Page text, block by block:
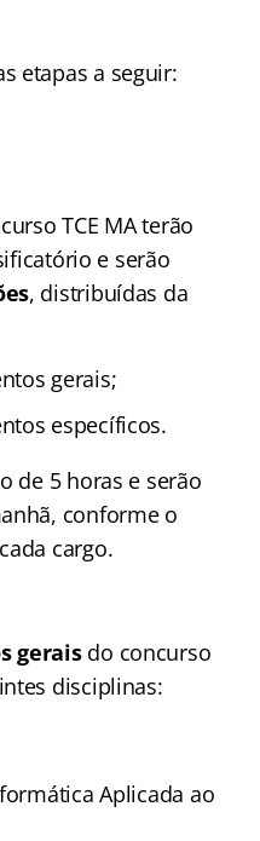
etapas a seguir:
TCE MA terão
e serão
, distribuídas da
gerais;
específicos.
de 5 horas e serão
conforme o
cargo.
gerais do concurso
disciplinas:
Aplicada ao